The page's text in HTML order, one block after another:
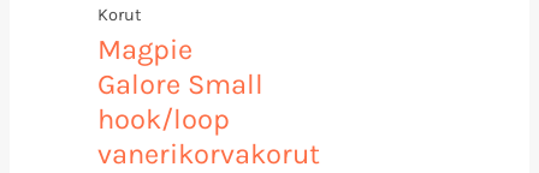
Korut
Magpie
Galore Small
hook/loop
vanerikorvakorut